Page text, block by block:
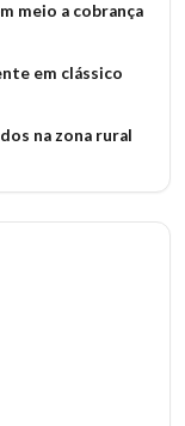
meio a cobrança
em clássico
na zona rural